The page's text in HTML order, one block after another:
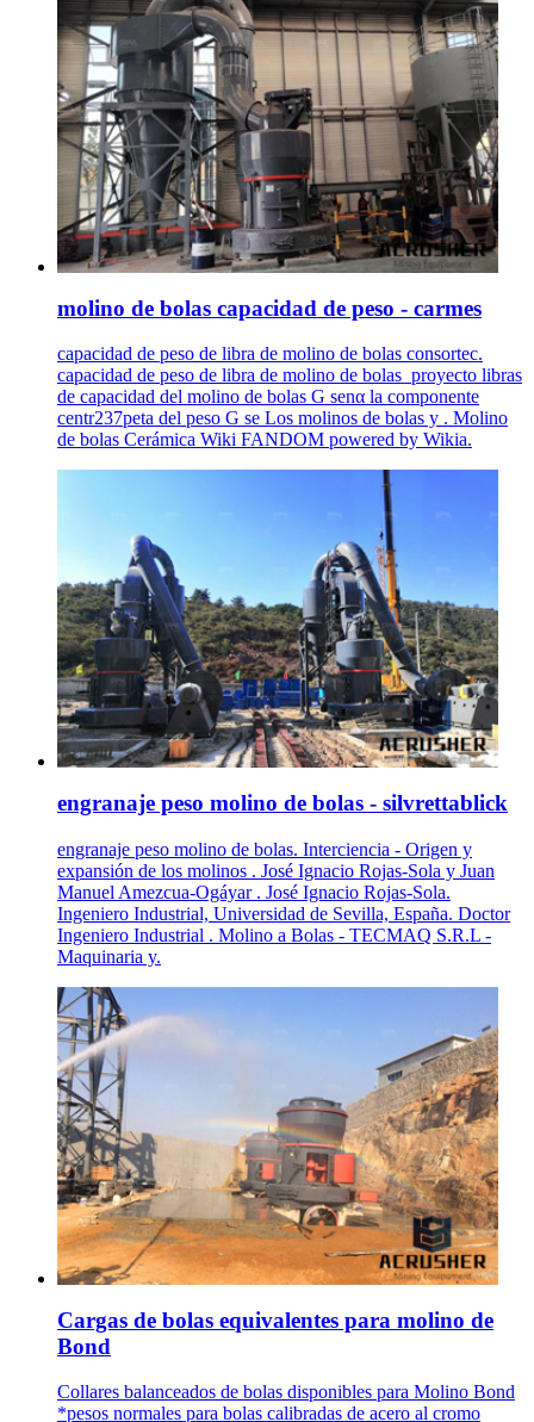
molino de bolas capacidad de peso - carmes
capacidad de peso de libra de molino de bolas consortec.
capacidad de peso de libra de molino de bolas_proyecto libras
de capacidad del molino de bolas G senα la componente
centr237peta del peso G se Los molinos de bolas y . Molino
de bolas Cerámica Wiki FANDOM powered by Wikia.
engranaje peso molino de bolas - silvrettablick
engranaje peso molino de bolas. Interciencia - Origen y
expansión de los molinos . José Ignacio Rojas-Sola y Juan
Manuel Amezcua-Ogáyar . José Ignacio Rojas-Sola.
Ingeniero Industrial, Universidad de Sevilla, España. Doctor
Ingeniero Industrial . Molino a Bolas - TECMAQ S.R.L -
Maquinaria y.
Cargas de bolas equivalentes para molino de
Bond
Collares balanceados de bolas disponibles para Molino Bond
*pesos normales para bolas calibradas de acero al cromo